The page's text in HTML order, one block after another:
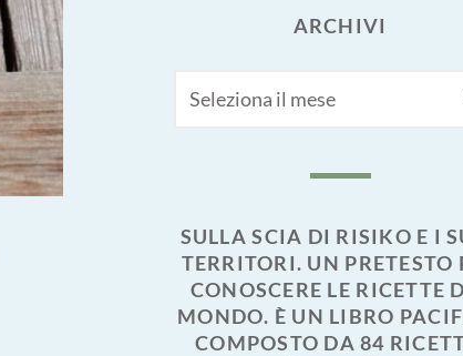
ARCHIVI
SULLA SCIA DI RISIKO E I
TERRITORI. UN PRETESTO
CONOSCERE LE RICETTE
MONDO. È UN LIBRO
COMPOSTO DA 84